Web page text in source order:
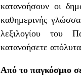
κατανοήσουν οι
καθημερινής
λεξιλογίου του
κατανοήσετε
Από το παγκόσμιο